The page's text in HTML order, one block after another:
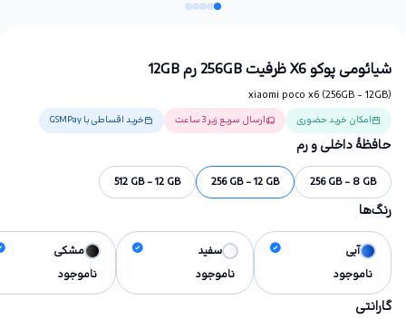
شیائومی پوکو X6 ظرفیت 256GB رم 12GB
xiaomi poco x6 (256GB - 12GB)
امکان خرید حضوری ارسال سریع زیر 3 ساعت خرید اقساطی با GSMPay
حافظهٔ داخلی و رم
256 GB - 8 GB
256 GB - 12 GB
512 GB - 12 GB
رنگ‌ها
آبی
ناموجود
سفید
ناموجود
مشکی
ناموجود
گارانتی